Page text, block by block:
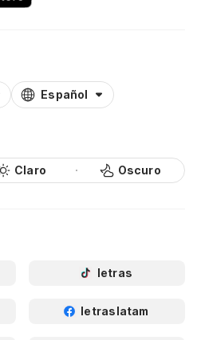
Español
Claro Oscuro
letras
letraslatam